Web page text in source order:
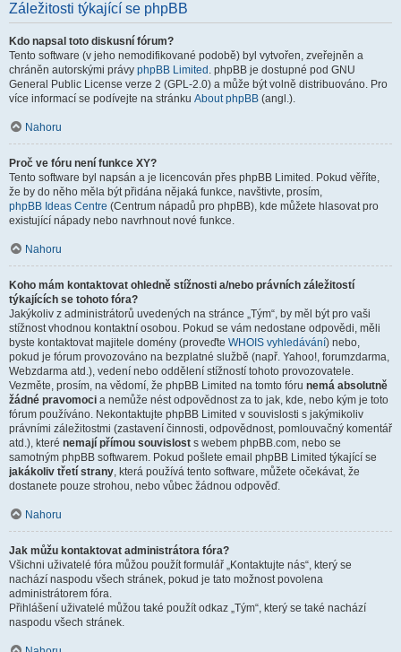
Záležitosti týkající se phpBB
Kdo napsal toto diskusní fórum?
Tento software (v jeho nemodifikované podobě) byl vytvořen, zveřejněn a
chráněn autorskými právy phpBB Limited . phpBB je dostupné pod GNU
General Public License verze 2 (GPL-2.0) a může být volně distribuováno. Pro
více informací se podívejte na stránku About phpBB (angl.).
Nahoru
Proč ve fóru není funkce XY?
Tento software byl napsán a je licencován přes phpBB Limited. Pokud věříte,
že by do něho měla být přidána nějaká funkce, navštivte, prosím,
phpBB Ideas Centre (Centrum nápadů pro phpBB), kde můžete hlasovat pro
existující nápady nebo navrhnout nové funkce.
Nahoru
Koho mám kontaktovat ohledně stížnosti a/nebo právních záležitostí
týkajících se tohoto fóra?
Jakýkoliv z administrátorů uvedených na stránce „Tým“, by měl být pro vaši
stížnost vhodnou kontaktní osobou. Pokud se vám nedostane odpovědi, měli
byste kontaktovat majitele domény (proveďte WHOIS vyhledávání) nebo,
pokud je fórum provozováno na bezplatné službě (např. Yahoo!, forumzdarma,
Webzdarma atd.), vedení nebo oddělení stížností tohoto provozovatele.
Vezměte, prosím, na vědomí, že phpBB Limited na tomto fóru nemá absolutně
žádné pravomoci a nemůže nést odpovědnost za to jak, kde, nebo kým je toto
fórum používáno. Nekontaktujte phpBB Limited v souvislosti s jakýmikoliv
právními záležitostmi (zastavení činnosti, odpovědnost, pomlouvačný komentář
atd.), které nemají přímou souvislost s webem phpBB.com, nebo se
samotným phpBB softwarem. Pokud pošlete email phpBB Limited týkající se
jakákoliv třetí strany, která používá tento software, můžete očekávat, že
dostanete pouze strohou, nebo vůbec žádnou odpověď.
Nahoru
Jak můžu kontaktovat administrátora fóra?
Všichni uživatelé fóra můžou použít formulář „Kontaktujte nás“, který se
nachází naspodu všech stránek, pokud je tato možnost povolena
administrátorem fóra.
Přihlášení uživatelé můžou také použít odkaz „Tým“, který se také nachází
naspodu všech stránek.